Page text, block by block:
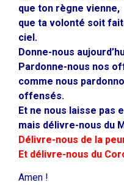
que ton règne vienne,
que ta volonté soit
ciel.
Donne-nous
Pardonne-nous nos
comme nous
offensés.
Et ne nous laisse pas
mais délivre-nous du
Délivre-nous de la
Et délivre-nous du
Amen !